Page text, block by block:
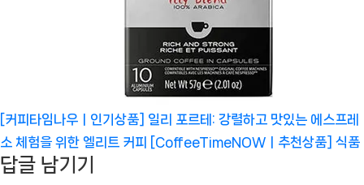
[커피타임나우ㅣ인기상품] 일리 포르테: 강렬하고 맛있는 에스프레
소 체험을 위한 엘리트 커피 [CoffeeTimeNOWㅣ추천상품] 식품
답글 남기기